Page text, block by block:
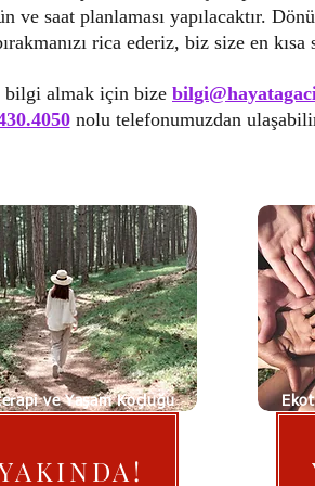
ve saat planlaması yapılacaktır.
rica ederiz, biz size en kısa
bilgi almak için bize
nolu telefonumuzdan
ve Yaşam Koçluğu
13.750 TRY​